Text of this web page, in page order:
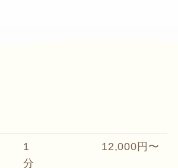
1
分
12,000円〜